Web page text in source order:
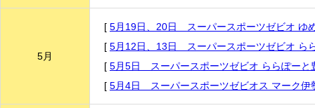
5月
[ 5月19日、20日 スーパースポーツゼビオ ゆ
[ 5月12日、13日 スーパースポーツゼビオ ら
[ 5月5日 スーパースポーツゼビオ ららぽーと
[ 5月4日 スーパースポーツゼビオス マーク伊